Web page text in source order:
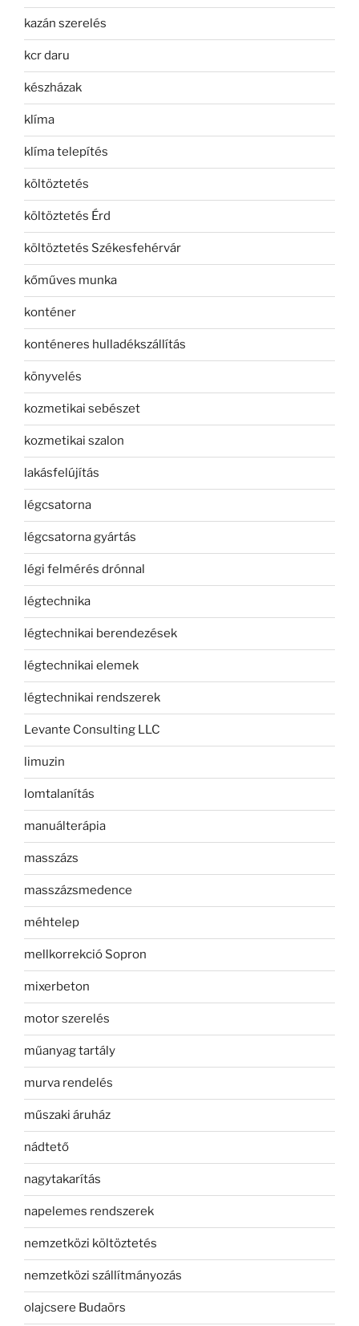
kazán szerelés
kcr daru
készházak
klíma
klíma telepítés
költöztetés
költöztetés Érd
költöztetés Székesfehérvár
kőműves munka
konténer
konténeres hulladékszállítás
könyvelés
kozmetikai sebészet
kozmetikai szalon
lakásfelújítás
légcsatorna
légcsatorna gyártás
légi felmérés drónnal
légtechnika
légtechnikai berendezések
légtechnikai elemek
légtechnikai rendszerek
Levante Consulting LLC
limuzin
lomtalanítás
manuálterápia
masszázs
masszázsmedence
méhtelep
mellkorrekció Sopron
mixerbeton
motor szerelés
műanyag tartály
murva rendelés
műszaki áruház
nádtető
nagytakarítás
napelemes rendszerek
nemzetközi költöztetés
nemzetközi szállítmányozás
olajcsere Budaörs